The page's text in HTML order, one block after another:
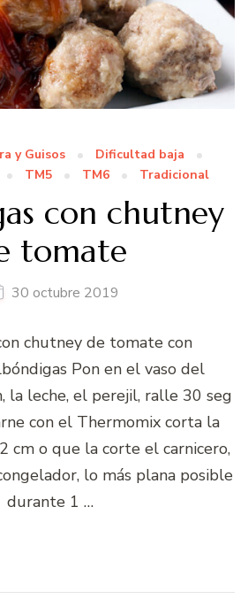
y Guisos
Dificultad baja
TM5 TM6 Tradicional
con chutney
tomate
30 octubre 2019
chutney de tomate con
Pon en el vaso del
la leche, el perejil, ralle 30 seg
con el Thermomix corta la
cm o que la corte el carnicero,
lo más plana posible
durante 1 …